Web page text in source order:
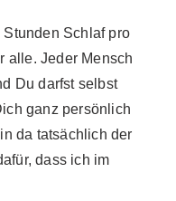
Stunden Schlaf pro
alle. Jeder Mensch
Du darfst selbst
ganz persönlich
da tatsächlich der
dass ich im